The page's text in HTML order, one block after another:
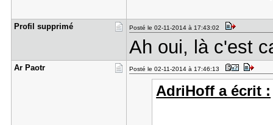
Profil sup​primé Posté le 02-11-2014 à 17:43:02
Ah oui, là c'est
Ar Paotr Posté le 02-11-2014 à 17:46:13
AdriHoff a écrit :